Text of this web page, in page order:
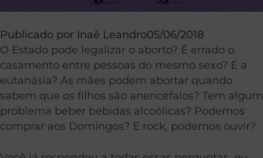
Publicado por Inaê Leandro05/06/2018
O Estado pode legalizar o aborto? É errado o
casamento entre pessoas do mesmo sexo? E a
eutanásia? As mães podem abortar quando
sabem que os filhos são anencéfalos? Tem algum
problema beber bebidas alcoólicas? Podemos
comprar aos Domingos? E rock, podemos ouvir?